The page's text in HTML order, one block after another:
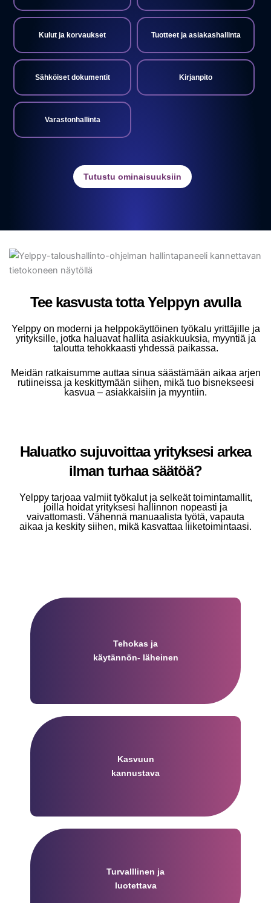
Kulut ja korvaukset Tuotteet ja asiakashallinta
Sähköiset dokumentit Kirjanpito
Varastonhallinta
Tutustu ominaisuuksiin
Tee kasvusta totta Yelppyn avulla
Yelppy on moderni ja helppokäyttöinen työkalu yrittäjille ja
yrityksille, jotka haluavat hallita asiakkuuksia, myyntiä ja
taloutta tehokkaasti yhdessä paikassa.
Meidän ratkaisumme auttaa sinua säästämään aikaa arjen
rutiineissa ja keskittymään siihen, mikä tuo bisnekseesi
kasvua – asiakkaisiin ja myyntiin.
Haluatko sujuvoittaa yrityksesi arkea
ilman turhaa säätöä?
Yelppy tarjoaa valmiit työkalut ja selkeät toimintamallit,
joilla hoidat yrityksesi hallinnon nopeasti ja
vaivattomasti. Vähennä manuaalista työtä, vapauta
aikaa ja keskity siihen, mikä kasvattaa liiketoimintaasi.
Tehokas ja
käytännön- läheinen
Kasvuun
kannustava
Turvalllinen ja
luotettava